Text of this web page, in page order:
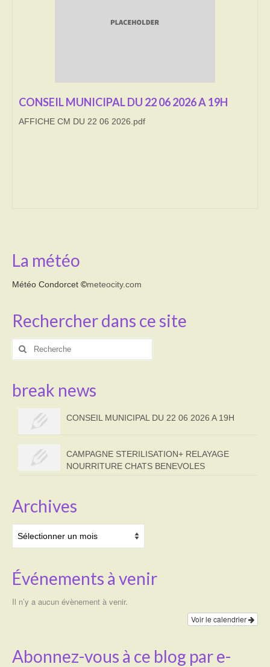
Démarches administratives
Service des eaux
Correspondants de presse
LE BRULAGE DES VEGETAUX
DECHETS VERTS
CONSEIL MUNICIPAL DU 22 06 2026 A 19H
AFFICHE CM DU 22 06 2026.pdf
La météo
Météo Condorcet ©meteocity.com
Rechercher dans ce site
Rechercher
break news
CONSEIL MUNICIPAL DU 22 06 2026 A 19H
CAMPAGNE STERILISATION+ RELAYAGE
NOURRITURE CHATS BENEVOLES
Archives
Événements à venir
Il n’y a aucun évènement à venir.
Voir le calendrier
Abonnez-vous à ce blog par e-